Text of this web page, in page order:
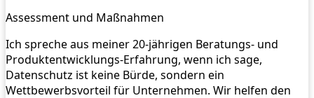
Assessment und Maßnahmen
Ich spreche aus meiner 20-jährigen Beratungs- und
Produktentwicklungs-Erfahrung, wenn ich sage,
Datenschutz ist keine Bürde, sondern ein
Wettbewerbsvorteil für Unternehmen. Wir helfen den